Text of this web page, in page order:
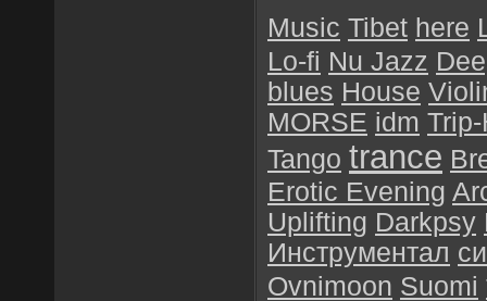
Music Tibet here
Lo-fi Nu Jazz
blues House
MORSE idm
Tango trance
Erotic Evening
Uplifting Darkpsy
Инструментал
Ovnimoon Suomi